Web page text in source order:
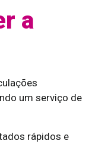
a
um serviço de
rápidos e